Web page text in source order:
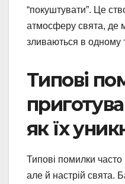
“покуштувати”. Це
атмосферу свята, де
зливаються в одному
Типові
як їх
Типові помилки часто
але й настрій свята.